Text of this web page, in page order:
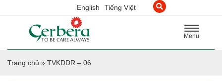
English Tiếng Việt
Toggle
navigation
Menu
Trang chủ » TVKDDR – 06